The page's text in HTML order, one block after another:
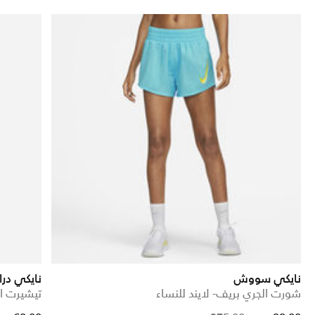
نايكي سووش
شورت الجري بريف- لايند للنساء
نايكي
تيشيرت